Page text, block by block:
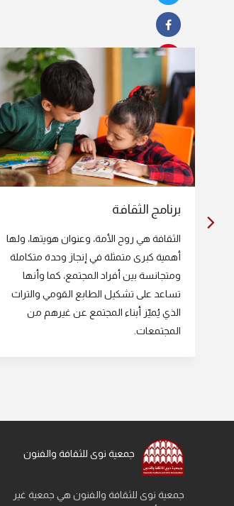
برنامج الثقافة
الثقافة هي روح الأمة، وعنوان هويتها، ولها
أهمية كبرى متمثلة في إنجاز وحدة متكاملة
ومتجانسة بين أفراد المجتمع، كما وأنها
تساعد على تشكيل الطابع القومي والتراث
الذي يُميّز أبناء المجتمع عن غيرهم من
المجتمعات.
جمعية نوى للثقافة والفنون
جمعية نوى للثقافة والفنون هي جمعية غير